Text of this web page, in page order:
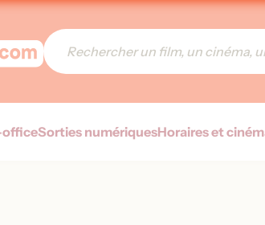
officeSorties numériquesHoraires et